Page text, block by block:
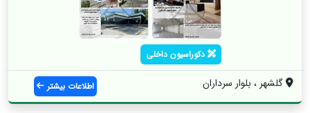
دکوراسیون داخلی
گلشهر ، بلوار سرداران اطلاعات بیشتر